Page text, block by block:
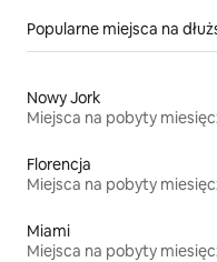
Popularne miejsca na
Nowy Jork
Miejsca na pobyty
Florencja
Miejsca na pobyty
Miami
Miejsca na pobyty